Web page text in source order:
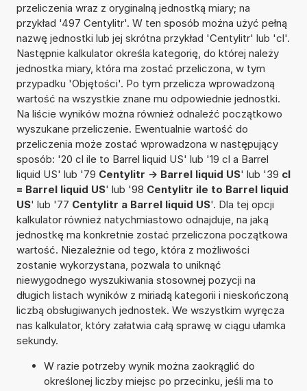
przeliczenia wraz z oryginalną jednostką miary; na
przykład '497 Centylitr'. W ten sposób można użyć pełną
nazwę jednostki lub jej skrótna przykład 'Centylitr' lub 'cl'.
Następnie kalkulator określa kategorię, do której należy
jednostka miary, która ma zostać przeliczona, w tym
przypadku 'Objętości'. Po tym przelicza wprowadzoną
wartość na wszystkie znane mu odpowiednie jednostki.
Na liście wyników można również odnaleźć początkowo
wyszukane przeliczenie. Ewentualnie wartość do
przeliczenia może zostać wprowadzona w następujący
sposób: '20 cl ile to Barrel liquid US' lub '19 cl a Barrel
liquid US' lub '79 Centylitr -> Barrel liquid US' lub '39 cl
= Barrel liquid US' lub '98 Centylitr ile to Barrel liquid
US' lub '77 Centylitr a Barrel liquid US'. Dla tej opcji
kalkulator również natychmiastowo odnajduje, na jaką
jednostkę ma konkretnie zostać przeliczona początkowa
wartość. Niezależnie od tego, która z możliwości
zostanie wykorzystana, pozwala to uniknąć
niewygodnego wyszukiwania stosownej pozycji na
długich listach wyników z miriadą kategorii i nieskończoną
liczbą obsługiwanych jednostek. We wszystkim wyręcza
nas kalkulator, który załatwia całą sprawę w ciągu ułamka
sekundy.
W razie potrzeby wynik można zaokrąglić do
określonej liczby miejsc po przecinku, jeśli ma to